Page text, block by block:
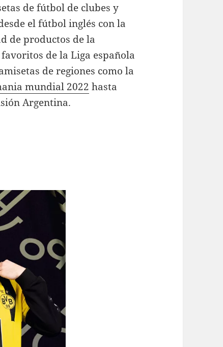
de fútbol de clubes y
el fútbol inglés con la
de productos de la
de la Liga española
de regiones como la
mundial 2022 hasta
Argentina.